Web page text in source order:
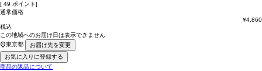
[ 49 ポイント]
通常価格
¥4,860
税込
この地域へのお届け日は表示できません
東京都
お届け先を変更
お気に入りに登録する
商品の返品について